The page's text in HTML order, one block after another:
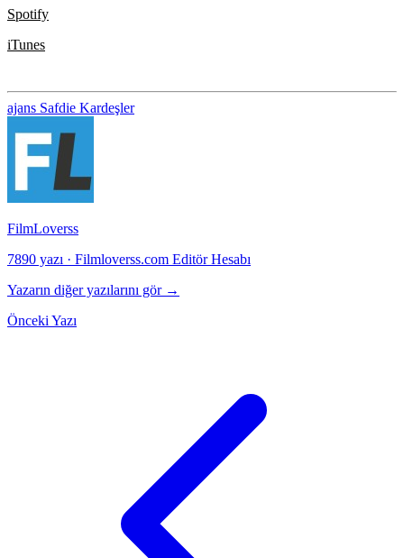
Spotify
iTunes
ajans Safdie Kardeşler
FilmLoverss
7890 yazı · Filmloverss.com Editör Hesabı
Yazarın diğer yazılarını gör →
Önceki Yazı